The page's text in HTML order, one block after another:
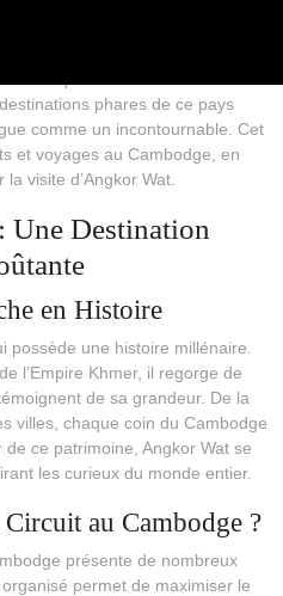
phares de ce pays
comme un incontournable. Cet
et voyages au Cambodge, en
la visite d’Angkor Wat.
Une Destination
en Histoire
possède une histoire millénaire.
l’Empire Khmer, il regorge de
de sa grandeur. De la
villes, chaque coin du Cambodge
ce patrimoine, Angkor Wat se
les curieux du monde entier.
au Cambodge ?
présente de nombreux
permet de maximiser le